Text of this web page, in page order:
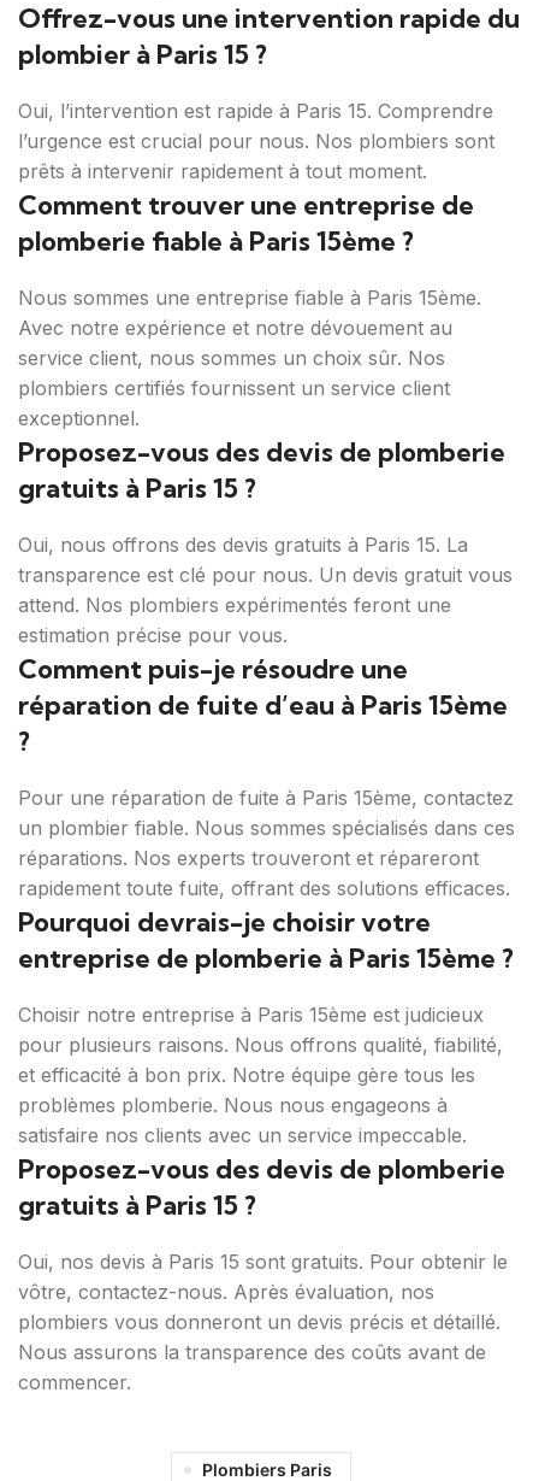
Offrez-vous une intervention rapide du
plombier à Paris 15 ?
Oui, l’intervention est rapide à Paris 15. Comprendre
l’urgence est crucial pour nous. Nos plombiers sont
prêts à intervenir rapidement à tout moment.
Comment trouver une entreprise de
plomberie fiable à Paris 15ème ?
Nous sommes une entreprise fiable à Paris 15ème.
Avec notre expérience et notre dévouement au
service client, nous sommes un choix sûr. Nos
plombiers certifiés fournissent un service client
exceptionnel.
Proposez-vous des devis de plomberie
gratuits à Paris 15 ?
Oui, nous offrons des devis gratuits à Paris 15. La
transparence est clé pour nous. Un devis gratuit vous
attend. Nos plombiers expérimentés feront une
estimation précise pour vous.
Comment puis-je résoudre une
réparation de fuite d’eau à Paris 15ème
?
Pour une réparation de fuite à Paris 15ème, contactez
un plombier fiable. Nous sommes spécialisés dans ces
réparations. Nos experts trouveront et répareront
rapidement toute fuite, offrant des solutions efficaces.
Pourquoi devrais-je choisir votre
entreprise de plomberie à Paris 15ème ?
Choisir notre entreprise à Paris 15ème est judicieux
pour plusieurs raisons. Nous offrons qualité, fiabilité,
et efficacité à bon prix. Notre équipe gère tous les
problèmes plomberie. Nous nous engageons à
satisfaire nos clients avec un service impeccable.
Proposez-vous des devis de plomberie
gratuits à Paris 15 ?
Oui, nos devis à Paris 15 sont gratuits. Pour obtenir le
vôtre, contactez-nous. Après évaluation, nos
plombiers vous donneront un devis précis et détaillé.
Nous assurons la transparence des coûts avant de
commencer.
Plombiers Paris